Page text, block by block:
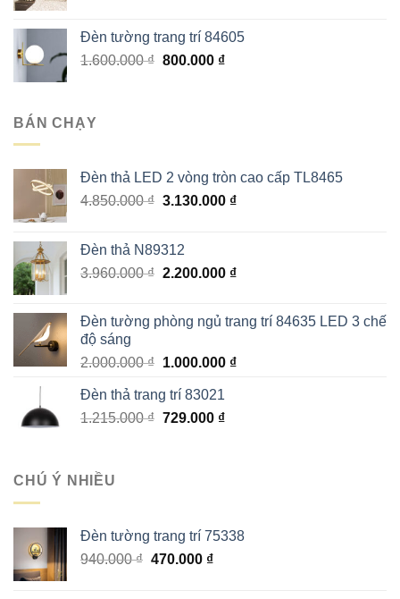
2.580.000 ₫.là:
Đèn tường trang trí 84605
1.600.000₫ Giá
800.000 ₫Giá
BÁN CHẠY
Đèn thả LED 2 vòng tròn cao cấp TL8465
4.850.000₫ Giá
4.850.000 ₫.
3.130.000 ₫Giá
3.130.000 ₫.
Đèn thả N89312
3.960.000₫ Giá
3.960.000 ₫.
2.200.000 ₫Giá
là:
Đèn tường phòng ngủ trang trí 84635 LED 3 chế
độ sáng
2.000.000₫ Giá
là:
2.000.000 ₫.
1.000.000 ₫Giá
Đèn thả trang trí 83021
1.215.000₫ Giá
729.000 ₫Giá
CHÚ Ý NHIỀU
Đèn tường trang trí 75338
940.000₫ Giá
470.000 ₫Giá